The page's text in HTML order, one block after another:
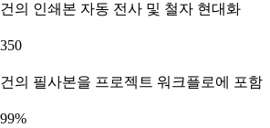
건의 인쇄본 자동 전사 및 철자 현대화
350
건의 필사본을 프로젝트 워크플로에 포함
99%